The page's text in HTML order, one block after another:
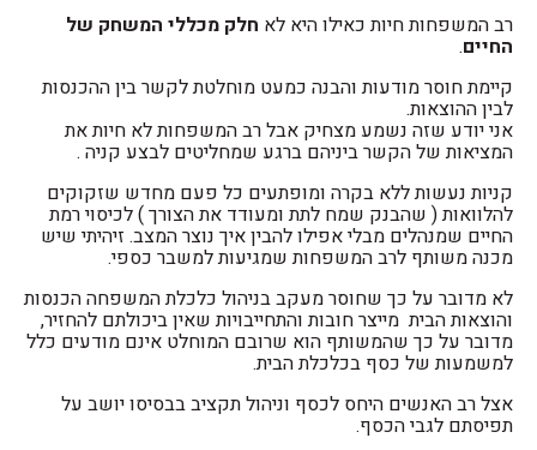
רב המשפחות חיות כאילו היא לא חלק מכללי המשחק של
החיים.
קיימת חוסר מודעות והבנה כמעט מוחלטת לקשר בין ההכנסות
לבין ההוצאות.
אני יודע שזה נשמע מצחיק אבל רב המשפחות לא חיות את
המציאות של הקשר ביניהם ברגע שמחליטים לבצע קניה .
קניות נעשות ללא בקרה ומופתעים כל פעם מחדש שזקוקים
להלוואות ( שהבנק שמח לתת ומעודד את הצורך ) לכיסוי רמת
החיים שמנהלים מבלי אפילו להבין איך נוצר המצב. זיהיתי שיש
מכנה משותף לרב המשפחות שמגיעות למשבר כספי.
לא מדובר על כך שחוסר מעקב בניהול כלכלת המשפחה הכנסות
והוצאות הבית מייצר חובות והתחייבויות שאין ביכולתם להחזיר,
מדובר על כך שהמשותף הוא שרובם המוחלט אינם מודעים כלל
למשמעות של כסף בכלכלת הבית.
אצל רב האנשים היחס לכסף וניהול תקציב בבסיסו יושב על
תפיסתם לגבי הכסף.